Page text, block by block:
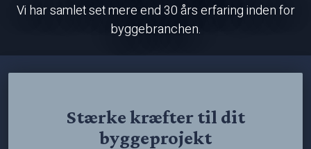
Vi har samlet set mere end 30 års erfaring inden for
byggebranchen.
Stærke kræfter til dit
byggeprojekt